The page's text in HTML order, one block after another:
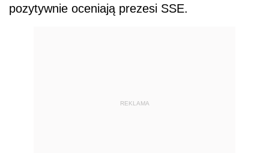
pozytywnie oceniają prezesi SSE.
REKLAMA